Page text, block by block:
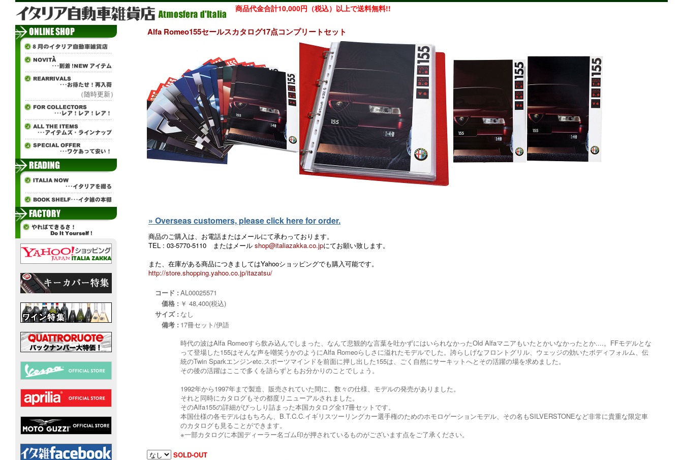
商品代金合計10,000円（税込）以上で送料無料!!
（随時更新）
Alfa Romeo155セールスカタログ17点コンプリートセット
» Overseas customers, please click here for order.
商品のご購入は、お電話またはメールにて承わっております。
TEL : 03-5770-5110 またはメール shop@italiazakka.co.jpにてお願い致します。
また、在庫がある商品につきましてはYahooショッピングでも購入可能です。
http://store.shopping.yahoo.co.jp/itazatsu/
コード : AL00025571
価格 : ￥ 48,400(税込)
サイズ : なし
備考 : 17冊セット/伊語
時代の波はAlfa Romeoすら飲み込んでしまった、なんて悲観的な言葉を吐かずにはいられなかったOld Alfaマニアもいたとかいなかったとか....。FFモデルとな
って登場した155はそんな声を嘲笑うかのようにAlfa Romeoらしさに溢れたモデルでした。誇らしげなフロントグリル、ウェッジの効いたボディフォルム、伝
統のTwin Sparkエンジンetc.スポーツマインドを前面に押し出した155は、ごく自然にサーキットへとその活躍の場を求めました。
その後の活躍はここで多くを語らずともお分かりのことでしょう。
1992年から1997年まで製造、販売されていた間に、数々の仕様、モデルの発売がありました。
それと同時にカタログもその都度リニューアルされました。
そのAlfa155の詳細がびっしり詰まった本国カタログ全17冊セットです。
本国仕様の各モデルはもちろん、B.T.C.C.イギリスツーリングカー選手権のためのホモロゲーションモデル、その名もSILVERSTONEなど非常に貴重な限定車
のカタログも見ることができます。
※一部カタログに本国ディーラー名ゴム印が押されているものがございます点をご了承ください。
SOLD-OUT